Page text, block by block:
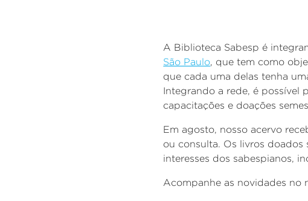
A Biblioteca Sabesp é
São Paulo, que tem como
que cada uma delas tenha
Integrando a rede, é possível
capacitações e doações
Em agosto, nosso acervo
ou consulta. Os livros doados
interesses dos sabespianos,
Acompanhe as novidades no